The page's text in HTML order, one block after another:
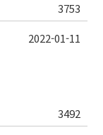
3753
3492
2022-01-11